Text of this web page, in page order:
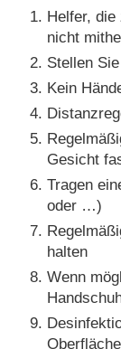
Helfer,
nicht
Stellen
Kein
Gesicht
Tragen
oder …)
halten
Wenn